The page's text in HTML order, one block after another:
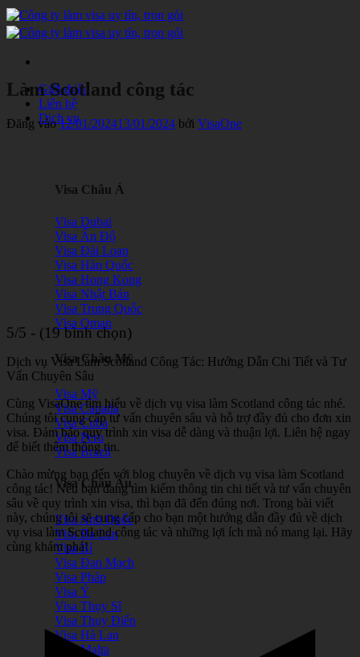
Bỏ
qua
nội
Giới thiệu
Liên hệ
Dịch vụ
Visa Châu Á
Visa Dubai
Visa Ấn Độ
Visa Đài Loan
Visa Hàn Quốc
Visa Hong Kong
Visa Nhật Bản
Visa Trung Quốc
Visa Oman
Visa Châu Mỹ
Visa Mỹ
Visa Canada
Visa Cuba
Visa Peru
Visa Brazil
Visa Châu Âu
Visa Anh Quốc
Visa Ba Lan
Visa Bỉ
Visa Đan Mạch
Visa Pháp
Visa Ý
Visa Thụy Sĩ
Visa Thụy Điển
Visa Hà Lan
Visa Malta
Làm Scotland công tác
Đăng vào12/01/202413/01/2024 bởi VisaOne
5/5 - (19 bình chọn)
Dịch vụ Visa Làm Scotland Công Tác: Hướng Dẫn Chi Tiết và Tư
Vấn Chuyên Sâu
Cùng VisaOne tìm hiểu về dịch vụ visa làm Scotland công tác nhé.
Chúng tôi cung cấp tư vấn chuyên sâu và hỗ trợ đầy đủ cho đơn xin
visa. Đảm bảo quy trình xin visa dễ dàng và thuận lợi. Liên hệ ngay
để biết thêm thông tin.
Chào mừng bạn đến với blog chuyên về dịch vụ visa làm Scotland
công tác! Nếu bạn đang tìm kiếm thông tin chi tiết và tư vấn chuyên
sâu về quy trình xin visa, thì bạn đã đến đúng nơi. Trong bài viết
này, chúng tôi sẽ cung cấp cho bạn một hướng dẫn đầy đủ về dịch
vụ visa làm Scotland công tác và những lợi ích mà nó mang lại. Hãy
cùng khám phá!